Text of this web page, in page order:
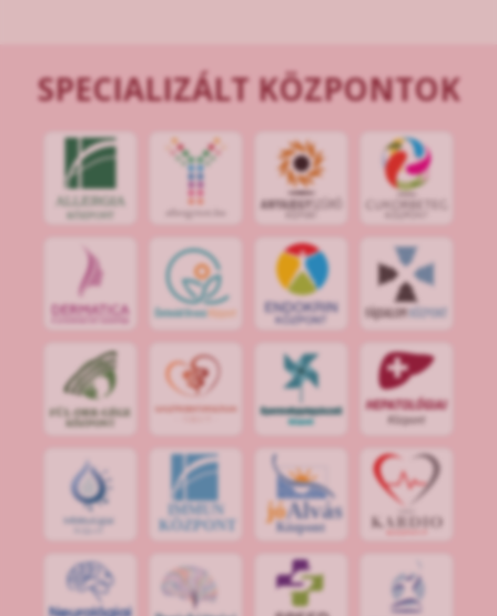
SPECIALIZÁLT KÖZPONTOK
IMMUN
KÖZPONT
jóAlvás
Központ